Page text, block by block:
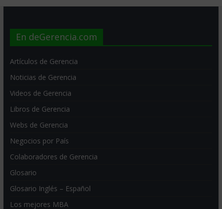
En deGerencia.com
Artículos de Gerencia
Noticias de Gerencia
Videos de Gerencia
Libros de Gerencia
Webs de Gerencia
Negocios por País
Colaboradores de Gerencia
Glosario
Glosario Inglés – Español
Los mejores MBA